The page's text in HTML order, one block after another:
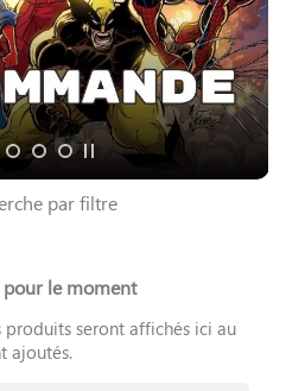
par filtre
le moment
produits seront affichés ici au
ajoutés.